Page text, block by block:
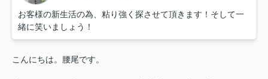
お客様の新生活の為、粘り強く探させて頂きます！そして一
緒に笑いましょう！
こんにちは。腰尾です。